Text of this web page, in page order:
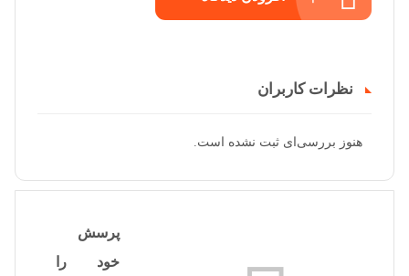
نظرات کاربران
هنوز بررسی‌ای ثبت نشده است.
پرسش
خود را